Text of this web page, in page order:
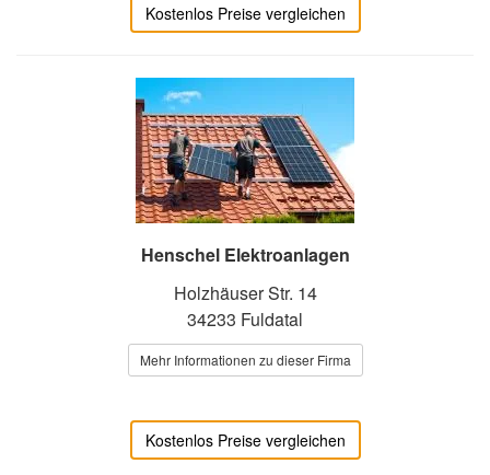
Kostenlos Preise vergleichen
Henschel Elektroanlagen
Holzhäuser Str. 14
34233 Fuldatal
Mehr Informationen zu dieser Firma
Kostenlos Preise vergleichen